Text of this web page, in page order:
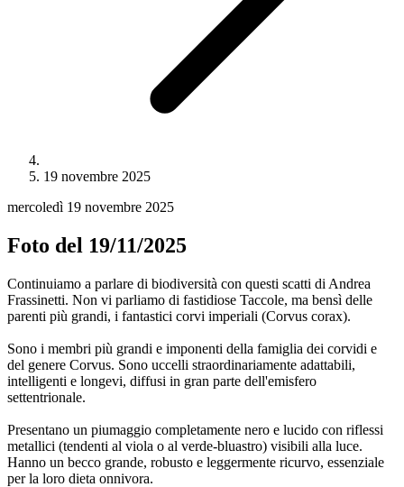
19 novembre 2025
mercoledì 19 novembre 2025
Foto del 19/11/2025
Continuiamo a parlare di biodiversità con questi scatti di Andrea
Frassinetti. Non vi parliamo di fastidiose Taccole, ma bensì delle
parenti più grandi, i fantastici corvi imperiali (Corvus corax).
Sono i membri più grandi e imponenti della famiglia dei corvidi e
del genere Corvus. Sono uccelli straordinariamente adattabili,
intelligenti e longevi, diffusi in gran parte dell'emisfero
settentrionale.
Presentano un piumaggio completamente nero e lucido con riflessi
metallici (tendenti al viola o al verde-bluastro) visibili alla luce.
Hanno un becco grande, robusto e leggermente ricurvo, essenziale
per la loro dieta onnivora.